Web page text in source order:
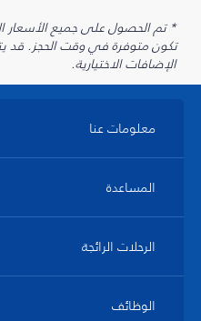
تكون متوفرة في وقت الحجز. قد
الإضافات الاختيارية.
معلومات عنا
المساعدة
الرحلات الرائجة
الوظائف